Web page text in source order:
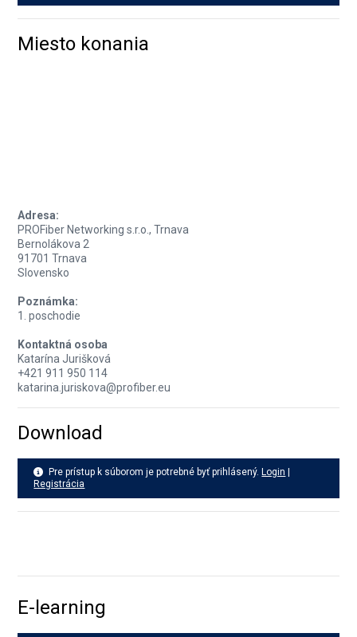
Miesto konania
Adresa:
PROFiber Networking s.r.o., Trnava
Bernolákova 2
91701 Trnava
Slovensko
Poznámka:
1. poschodie
Kontaktná osoba
Katarína Jurišková
+421 911 950 114
katarina.juriskova@profiber.eu
Download
Pre prístup k súborom je potrebné byť prihlásený. Login
Registrácia
E-learning